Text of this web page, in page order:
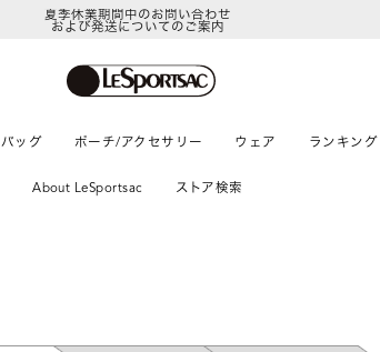
夏季休業期間中のお問い合わせ
および発送についてのご案内
バッグ ポーチ/アクセサリー ウェア ランキング
About LeSportsac ストア検索